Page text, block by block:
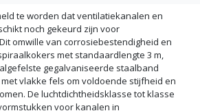
te worden dat ventilatiekanalen en
noch gekeurd zijn voor
omwille van corrosiebestendigheid en
met standaardlengte 3 m,
gegalvaniseerde staalband
vlakke fels om voldoende stijfheid en
De luchtdichtheidsklasse tot klasse
voor kanalen in